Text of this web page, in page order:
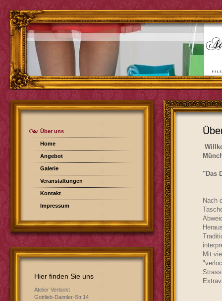
"Das
Nach
Mit
Über uns
Home
Angebot
Galerie
Veranstaltungen
Kontakt
Impressum
Hier finden Sie uns
Atelier Verlockt
Gottlieb-Daimler-Str.14